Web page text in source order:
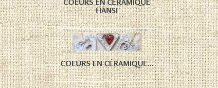
COEURS EN CÉRAMIQUE
HANSI
COEURS EN CÉRAMIQUE...